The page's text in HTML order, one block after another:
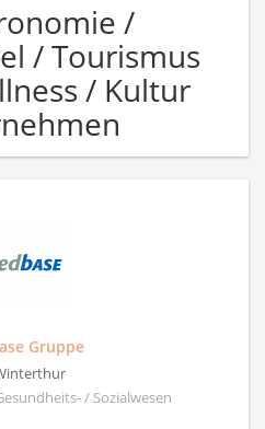
/
/ Tourismus
/ Kultur
Gruppe
/ Sozialwesen